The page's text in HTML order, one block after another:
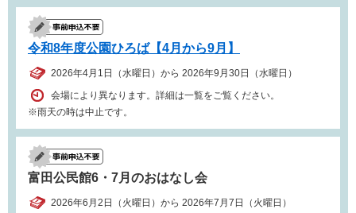
令和8年度公園ひろば【4月から9月】
2026年4月1日（水曜日）から 2026年9月30日（水曜日）
会場により異なります。詳細は一覧をご覧ください。
※雨天の時は中止です。
富田公民館6・7月のおはなし会
2026年6月2日（火曜日）から 2026年7月7日（火曜日）